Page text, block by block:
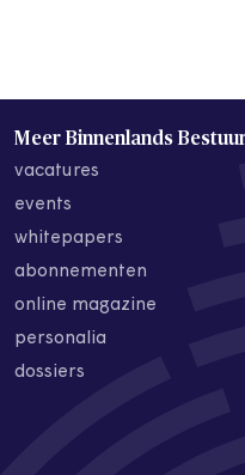
Meer Binnenlands
vacatures
events
whitepapers
abonnementen
online magazine
personalia
dossiers